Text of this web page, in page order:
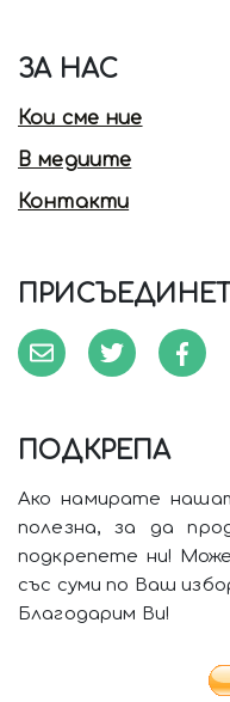
ЗА НАС
Кои сме ние
В медиите
Контакти
ПОДКРЕПА
Ако намирате
полезна, за да
подкрепете ни!
със суми по Ваш
Благодарим Ви!